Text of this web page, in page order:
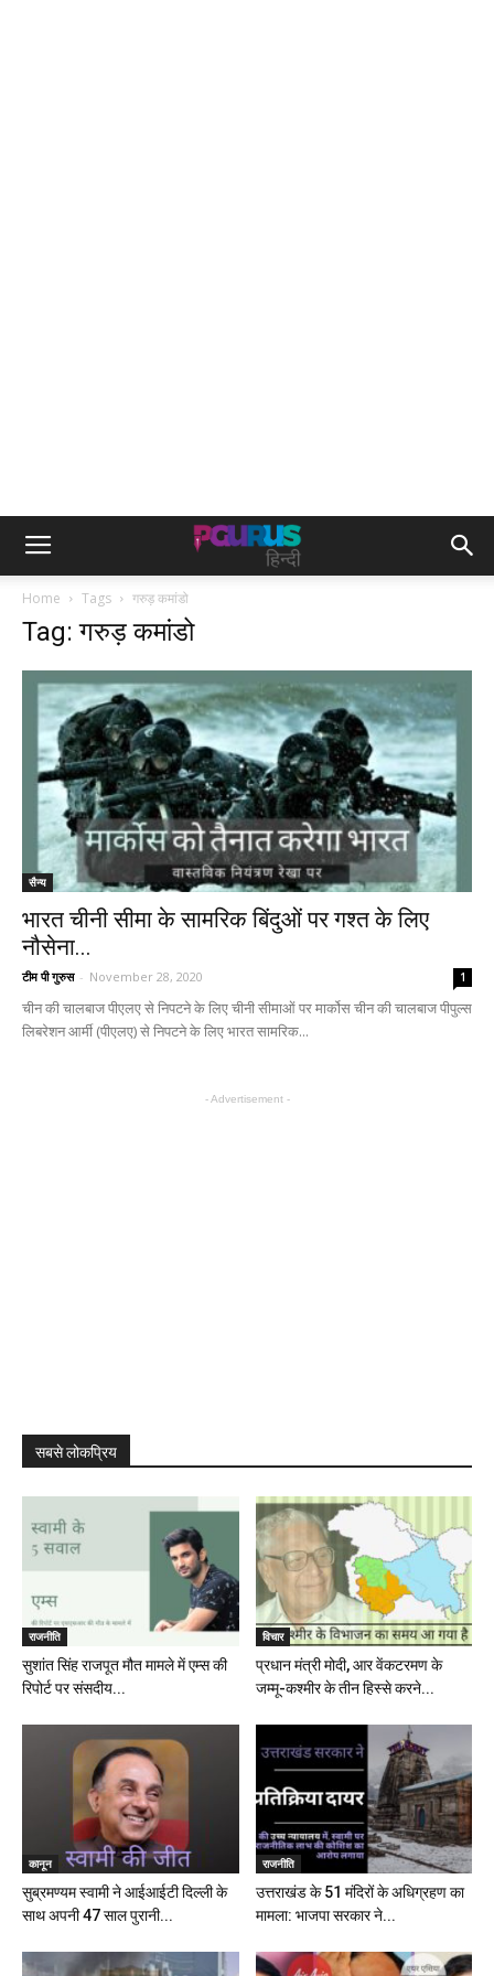
Home Tags गरुड़ कमांडो
Tag: गरुड़ कमांडो
सैन्य
भारत चीनी सीमा के सामरिक बिंदुओं पर गश्त के लिए
नौसेना...
टीम पी गुरुस - November 28, 2020 1
चीन की चालबाज पीएलए से निपटने के लिए चीनी सीमाओं पर मार्कोस चीन की चालबाज पीपुल्स
लिबरेशन आर्मी (पीएलए) से निपटने के लिए भारत सामरिक...
- Advertisement -
सबसे लोकप्रिय
राजनीति
सुशांत सिंह राजपूत मौत मामले में एम्स की
रिपोर्ट पर संसदीय...
विचार
प्रधान मंत्री मोदी, आर वेंकटरमण के
जम्मू-कश्मीर के तीन हिस्से करने...
कानून
सुब्रमण्यम स्वामी ने आईआईटी दिल्ली के
साथ अपनी 47 साल पुरानी...
राजनीति
उत्तराखंड के 51 मंदिरों के अधिग्रहण का
मामला: भाजपा सरकार ने...